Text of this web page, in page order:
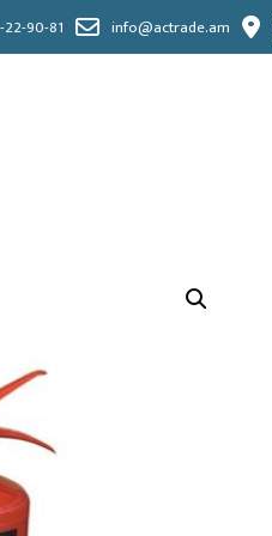
90-81 info@actrade.am